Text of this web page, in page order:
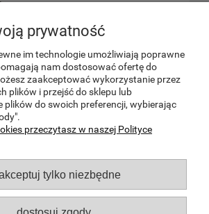
ZAKUPY
prywatność
im technologie umożliwiają poprawne
nam dostosować ofertę do
zaakceptować wykorzystanie przez
plików i przejść do sklepu lub
plików do swoich preferencji, wybierając
przeczytasz w naszej Polityce
tylko niezbędne